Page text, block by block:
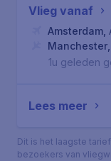
Vlieg vanaf
Amsterdam
Manchester
1u geleden
Lees meer
Dit is het laagste
bezoekers van